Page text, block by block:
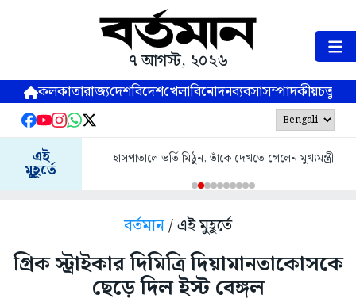
৭ আগস্ট, ২০২৬
কলকাতারাজ্যদেশবিদেশখেলাবিনোদনব্যবসাসম্পাদকীয়
এই
মুহূর্তে
হাসপাতালে ভর্তি মিঠুন, তাঁকে দেখতে গেলেন মুখ্যমন্ত্রী
বর্তমান/ এই মুহূর্তে
গ্রিক স্ট্রাইকার দিমিত্রি দিয়ামানতাকোসকে
ছেড়ে দিল ইস্ট বেঙ্গল